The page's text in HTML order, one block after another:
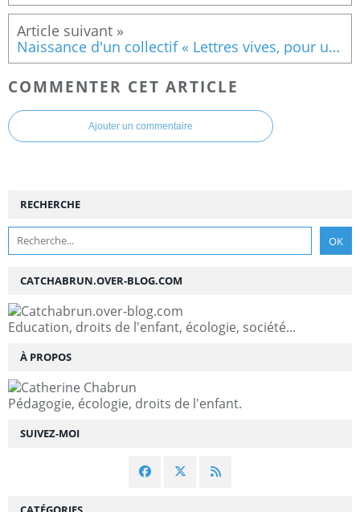
Naissance d'un collectif « Lettres vives, pour un autre enseignement du français »
COMMENTER CET ARTICLE
Ajouter un commentaire
SUIVEZ-MOI
RECHERCHE
CATCHABRUN.OVER-BLOG.COM
Education, droits de l'enfant, écologie, société...
À PROPOS
Pédagogie, écologie, droits de l'enfant.